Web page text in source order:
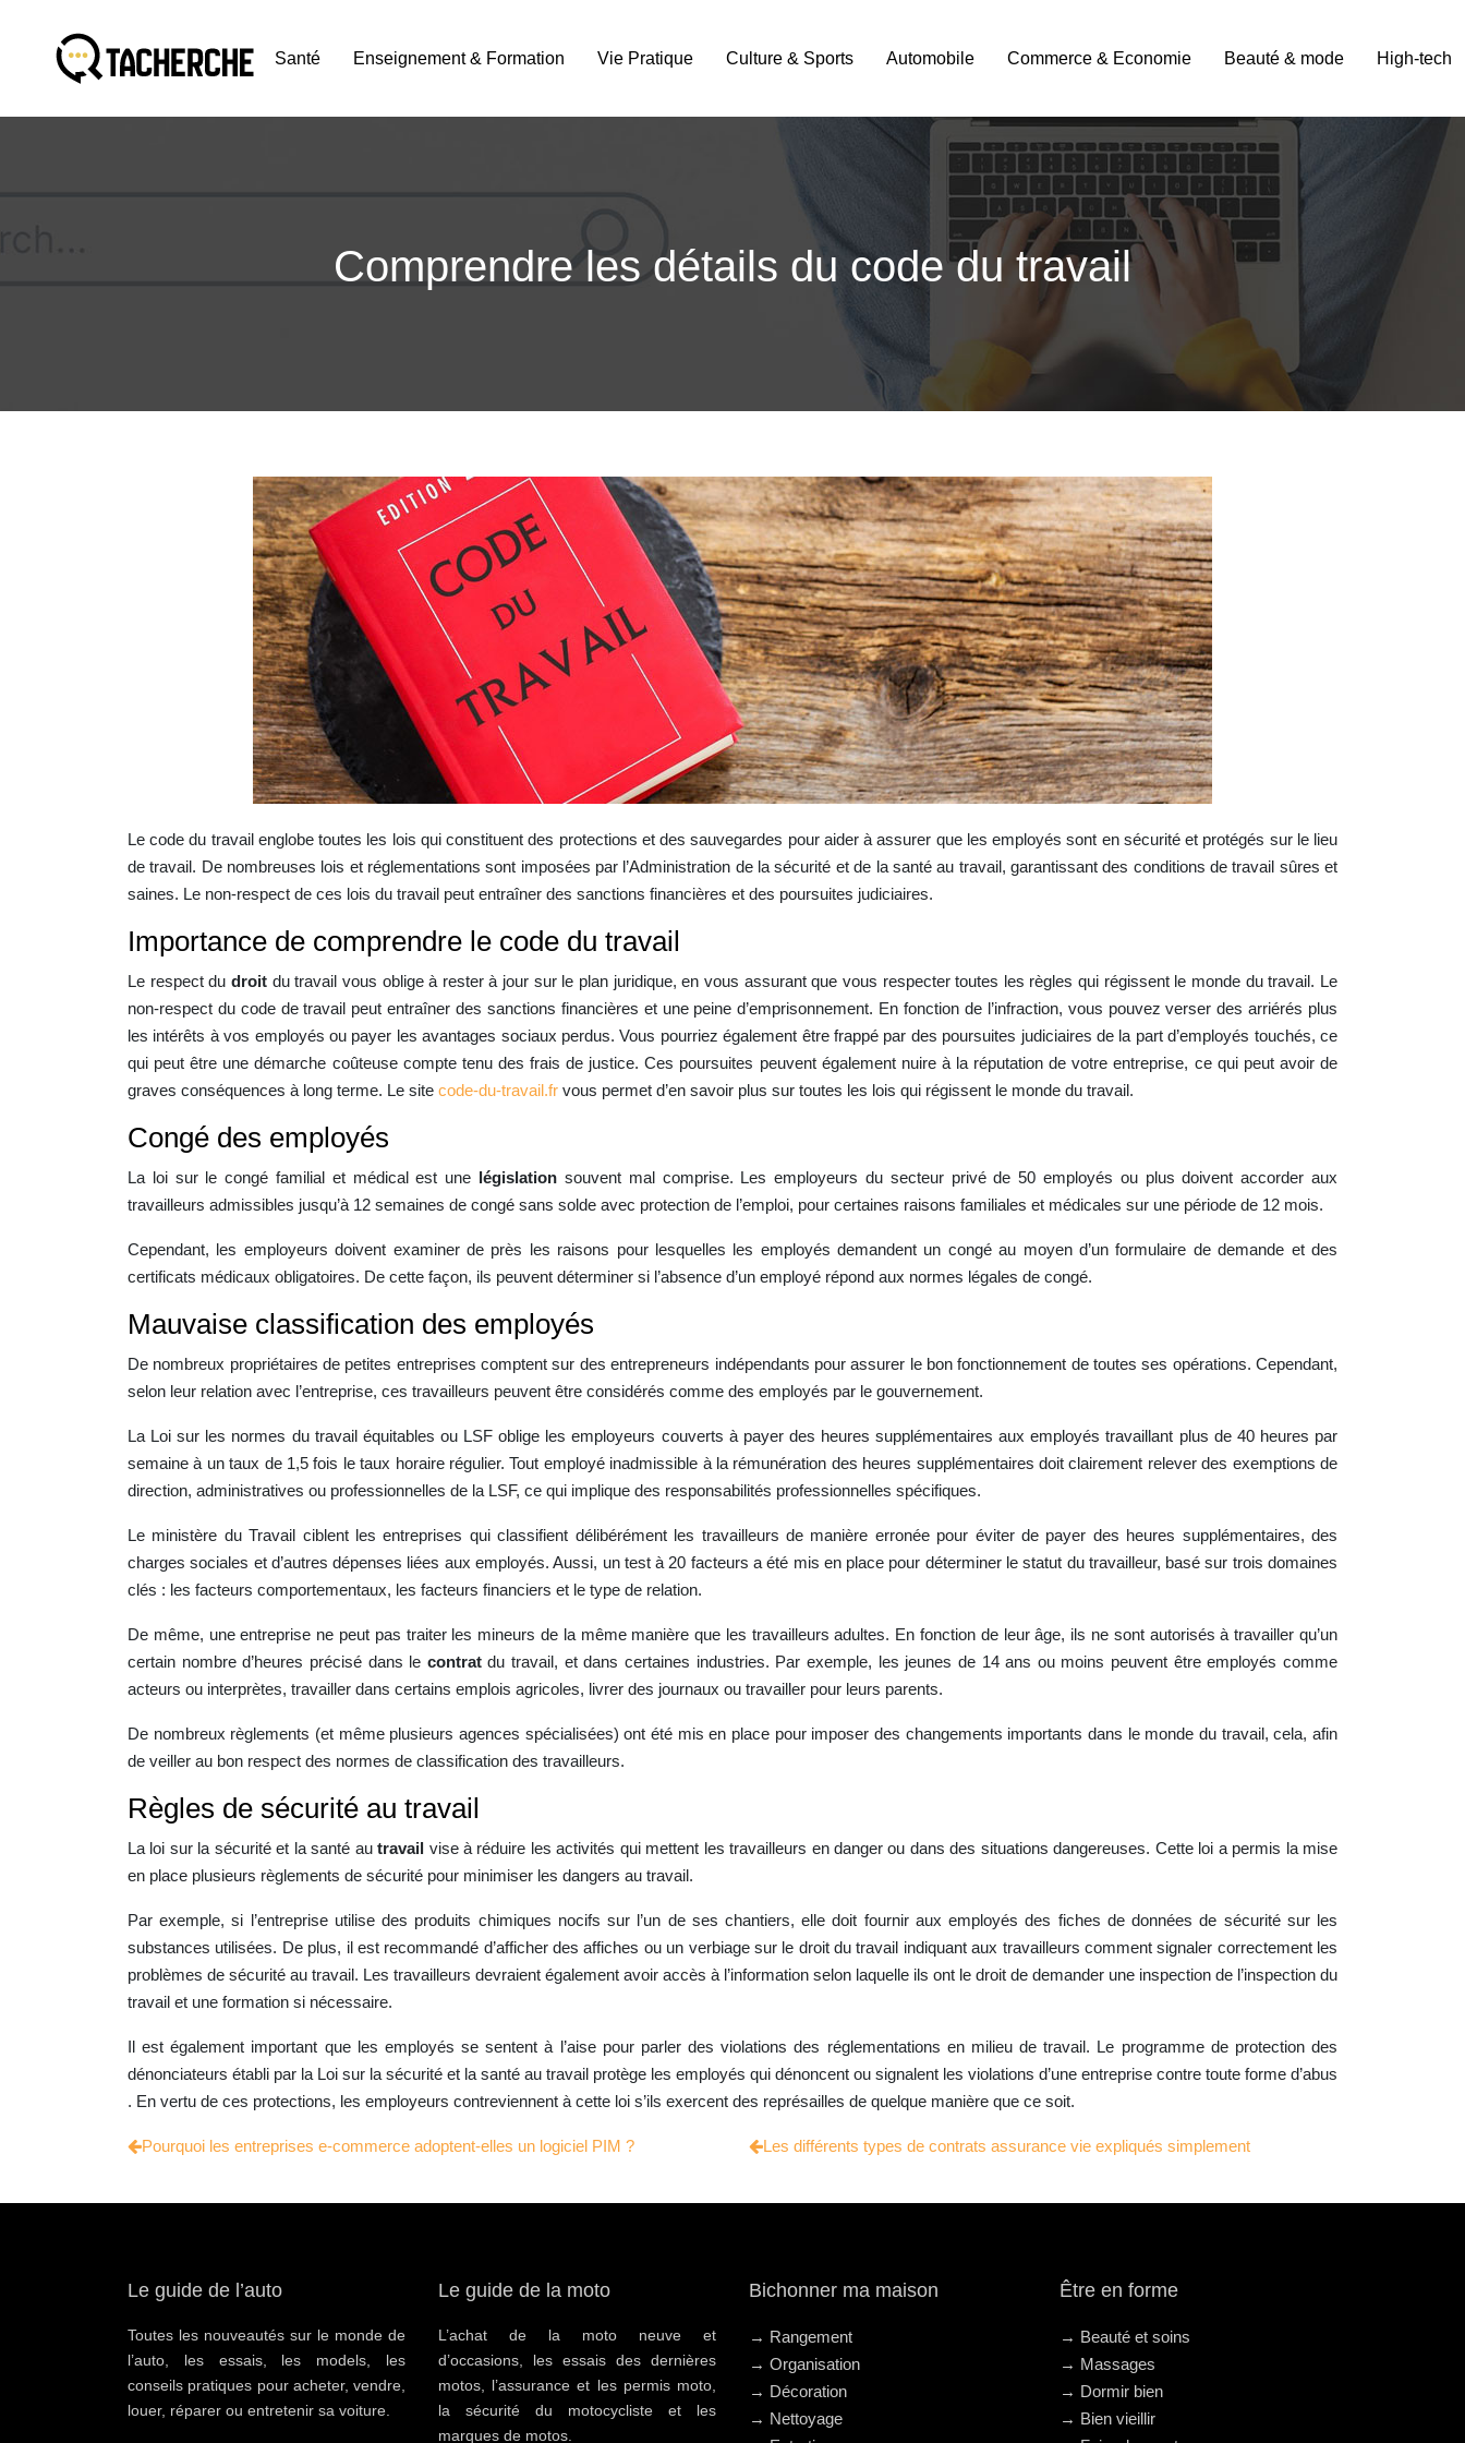
Santé Enseignement & Formation Vie Pratique Culture & Sports Automobile Commerce & Economie Beauté & mode High-tech
Comprendre les détails du code du travail
Le code du travail englobe toutes les lois qui constituent des protections et des sauvegardes pour aider à assurer que les employés sont en sécurité et protégés sur le lieu
de travail. De nombreuses lois et réglementations sont imposées par l’Administration de la sécurité et de la santé au travail, garantissant des conditions de travail sûres et
saines. Le non-respect de ces lois du travail peut entraîner des sanctions financières et des poursuites judiciaires.
Importance de comprendre le code du travail
Le respect du droitdu travail vous oblige à rester à jour sur le plan juridique, en vous assurant que vous respecter toutes les règles qui régissent le monde du travail. Le
non-respect du code de travail peut entraîner des sanctions financières et une peine d’emprisonnement. En fonction de l’infraction, vous pouvez verser des arriérés plus
les intérêts à vos employés ou payer les avantages sociaux perdus. Vous pourriez également être frappé par des poursuites judiciaires de la part d’employés touchés, ce
qui peut être une démarche coûteuse compte tenu des frais de justice. Ces poursuites peuvent également nuire à la réputation de votre entreprise, ce qui peut avoir de
graves conséquences à long terme. Le site code-du-travail.fr vous permet d’en savoir plus sur toutes les lois qui régissent le monde du travail.
Congé des employés
La loi sur le congé familial et médical est une législation souvent mal comprise. Les employeurs du secteur privé de 50 employés ou plus doivent accorder aux
travailleurs admissibles jusqu’à 12 semaines de congé sans solde avec protection de l’emploi, pour certaines raisons familiales et médicales sur une période de 12 mois.
Cependant, les employeurs doivent examiner de près les raisons pour lesquelles les employés demandent un congé au moyen d’un formulaire de demande et des
certificats médicaux obligatoires. De cette façon, ils peuvent déterminer si l’absence d’un employé répond aux normes légales de congé.
Mauvaise classification des employés
De nombreux propriétaires de petites entreprises comptent sur des entrepreneurs indépendants pour assurer le bon fonctionnement de toutes ses opérations. Cependant,
selon leur relation avec l’entreprise, ces travailleurs peuvent être considérés comme des employés par le gouvernement.
La Loi sur les normes du travail équitables ou LSF oblige les employeurs couverts à payer des heures supplémentaires aux employés travaillant plus de 40 heures par
semaine à un taux de 1,5 fois le taux horaire régulier. Tout employé inadmissible à la rémunération des heures supplémentaires doit clairement relever des exemptions de
direction, administratives ou professionnelles de la LSF, ce qui implique des responsabilités professionnelles spécifiques.
Le ministère du Travail ciblent les entreprises qui classifient délibérément les travailleurs de manière erronée pour éviter de payer des heures supplémentaires, des
charges sociales et d’autres dépenses liées aux employés. Aussi, un test à 20 facteurs a été mis en place pour déterminer le statut du travailleur, basé sur trois domaines
clés : les facteurs comportementaux, les facteurs financiers et le type de relation.
De même, une entreprise ne peut pas traiter les mineurs de la même manière que les travailleurs adultes. En fonction de leur âge, ils ne sont autorisés à travailler qu’un
certain nombre d’heures précisé dans le contratdu travail, et dans certaines industries. Par exemple, les jeunes de 14 ans ou moins peuvent être employés comme
acteurs ou interprètes, travailler dans certains emplois agricoles, livrer des journaux ou travailler pour leurs parents.
De nombreux règlements (et même plusieurs agences spécialisées) ont été mis en place pour imposer des changements importants dans le monde du travail, cela, afin
de veiller au bon respect des normes de classification des travailleurs.
Règles de sécurité au travail
La loi sur la sécurité et la santé autravail vise à réduire les activités qui mettent les travailleurs en danger ou dans des situations dangereuses. Cette loi a permis la mise
en place plusieurs règlements de sécurité pour minimiser les dangers au travail.
Par exemple, si l’entreprise utilise des produits chimiques nocifs sur l’un de ses chantiers, elle doit fournir aux employés des fiches de données de sécurité sur les
substances utilisées. De plus, il est recommandé d’afficher des affiches ou un verbiage sur le droit du travail indiquant aux travailleurs comment signaler correctement les
problèmes de sécurité au travail. Les travailleurs devraient également avoir accès à l’information selon laquelle ils ont le droit de demander une inspection de l’inspection du
travail et une formation si nécessaire.
Il est également important que les employés se sentent à l’aise pour parler des violations des réglementations en milieu de travail. Le programme de protection des
dénonciateurs établi par la Loi sur la sécurité et la santé au travail protège les employés qui dénoncent ou signalent les violations d’une entreprise contre toute forme d’abus
. En vertu de ces protections, les employeurs contreviennent à cette loi s’ils exercent des représailles de quelque manière que ce soit.
Pourquoi les entreprises e-commerce adoptent-elles un logiciel PIM ? Les différents types de contrats assurance vie expliqués simplement
Le guide de l’auto
Toutes les nouveautés sur le monde de
l’auto, les essais, les models, les
conseils pratiques pour acheter, vendre,
louer, réparer ou entretenir sa voiture.
Le guide de la moto
L’achat de la moto neuve et
d’occasions, les essais des dernières
motos, l’assurance et les permis moto,
la sécurité du motocycliste et les
marques de motos.
Bichonner ma maison
→ Rangement
→ Organisation
→ Décoration
→ Nettoyage
Être en forme
→ Beauté et soins
→ Massages
→ Dormir bien
→ Bien vieillir